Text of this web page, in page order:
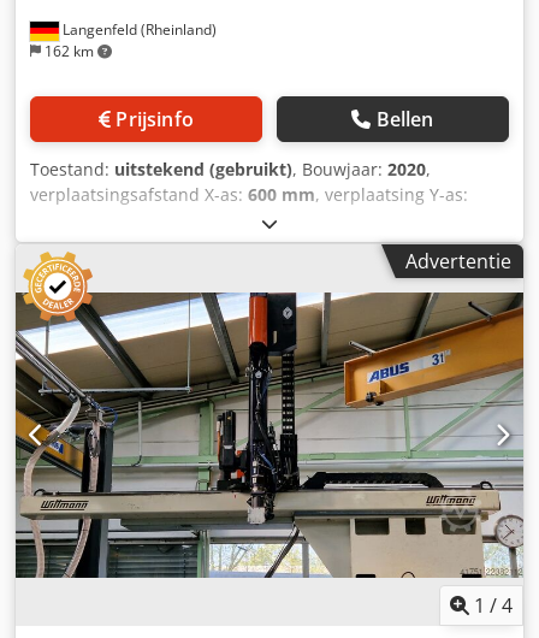
Langenfeld (Rheinland)
162 km
Prijsinfo Bellen
Toestand: uitstekend (gebruikt), Bouwjaar: 2020,
verplaatsingsafstand X-as: 600 mm, verplaatsing Y-as:
, verplaatsingsafstand Z-as:
van de schakelkast:76 mm, lengte van de schakelkast:46
mm, hoogte van de besturingskast:
, Geiger
MotionLiner 10.0 XD Voorraadnummer: 503651
Machinetype/ Apparaattype: Handling Dksdpfxjzhkn Eo Ac
Usr Fabrikant: Geiger Type: MotionLiner 10.0 XD Bouwjaar:
2020 Maximale draaglast: 10 kg Slag X-as: 600 mm Slag Y-
as: 1200 mm Slag Z-as: 1900 mm Console-afmetingen: 115
cm x 20 cm x 76 cm Besturingskast afmetingen: 76 cm x 46
cm x 92 cm Interface: EUR 67 Toebehoren: EASYTouch
HT320Z
Advertentie
1 /4